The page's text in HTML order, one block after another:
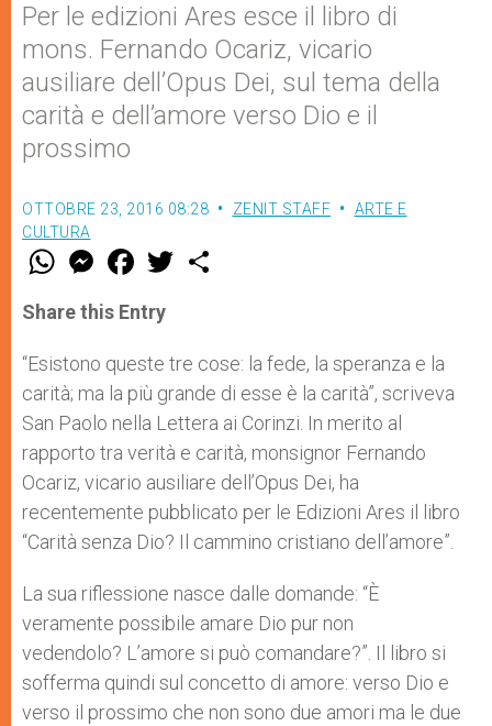
Per le edizioni Ares esce il libro di
mons. Fernando Ocariz, vicario
ausiliare dell’Opus Dei, sul tema della
carità e dell’amore verso Dio e il
prossimo
OTTOBRE 23, 2016 08:28 ZENIT STAFF
ARTE E
CULTURA
W
t
s
p
p
M
e
s
e
g
e
r
F
a
e
b
o
k
w
r
Share this Entry
“Esistono queste tre cose: la fede, la speranza e la
carità; ma la più grande di esse è la carità”, scriveva
San Paolo nella Lettera ai Corinzi. In merito al
rapporto tra verità e carità, monsignor Fernando
Ocariz, vicario ausiliare dell’Opus Dei, ha
recentemente pubblicato per le Edizioni Ares il libro
“Carità senza Dio? Il cammino cristiano dell’amore”.
La sua riflessione nasce dalle domande: “È
veramente possibile amare Dio pur non
vedendolo? L’amore si può comandare?”. Il libro si
sofferma quindi sul concetto di amore: verso Dio e
verso il prossimo che non sono due amori ma le due